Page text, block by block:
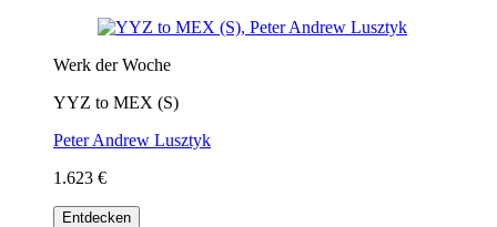
Werk der Woche
YYZ to MEX (S)
Peter Andrew Lusztyk
1.623 €
Entdecken